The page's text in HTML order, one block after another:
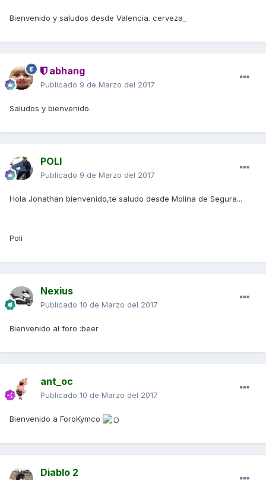
Bienvenido y saludos desde Valencia. cerveza_
abhang
Publicado 9 de Marzo del 2017
Saludos y bienvenido.
POLI
Publicado 9 de Marzo del 2017
Hola Jonathan bienvenido,te saludo desde Molina de Segura...
Poli
Nexius
Publicado 10 de Marzo del 2017
Bienvenido al foro :beer
ant_oc
Publicado 10 de Marzo del 2017
Bienvenido a ForoKymco
Diablo 2